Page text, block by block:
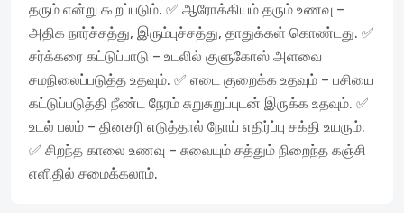
தரும் என்று கூறப்படும். ✅ ஆரோக்கியம் தரும் உணவு –
அதிக நார்ச்சத்து, இரும்புச்சத்து, தாதுக்கள் கொண்டது. ✅
சர்க்கரை கட்டுப்பாடு – உடலில் குளுகோஸ் அளவை
சமநிலைப்படுத்த உதவும். ✅ எடை குறைக்க உதவும் – பசியை
கட்டுப்படுத்தி நீண்ட நேரம் சுறுசுறுப்புடன் இருக்க உதவும். ✅
உடல் பலம் – தினசரி எடுத்தால் நோய் எதிர்ப்பு சக்தி உயரும்.
✅ சிறந்த காலை உணவு – சுவையும் சத்தும் நிறைந்த கஞ்சி
எளிதில் சமைக்கலாம்.